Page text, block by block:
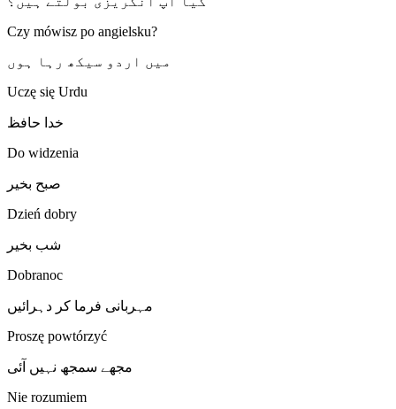
Czy mówisz po angielsku?
میں اردو سیکھ رہا ہوں
Uczę się Urdu
خدا حافظ
Do widzenia
صبح بخیر
Dzień dobry
شب بخیر
Dobranoc
مہربانی فرما کر دہرائیں
Proszę powtórzyć
مجھے سمجھ نہیں آئی
Nie rozumiem